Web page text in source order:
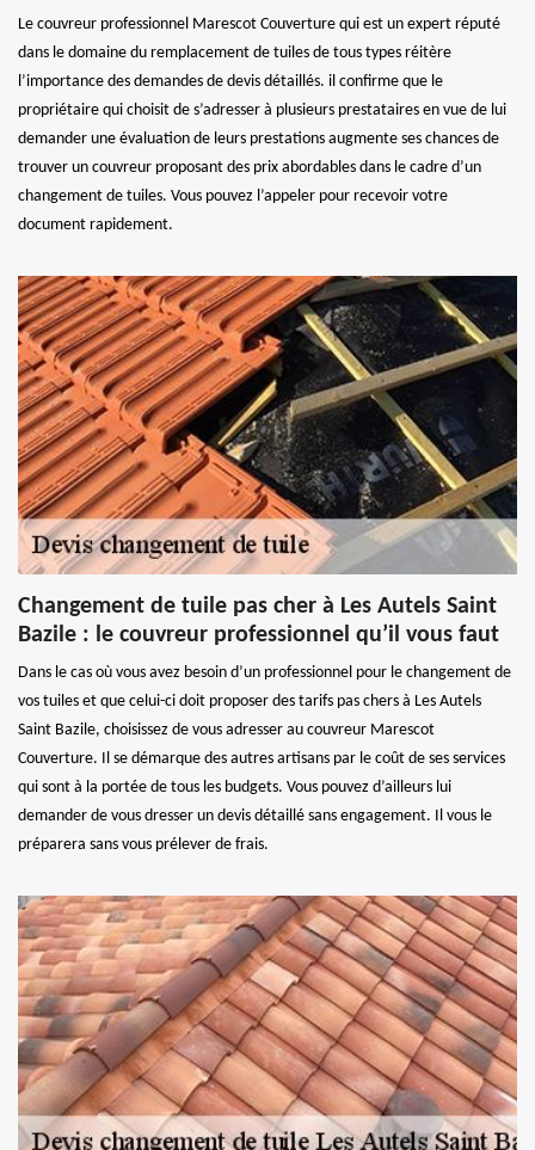
Le couvreur professionnel Marescot Couverture qui est un expert réputé
dans le domaine du remplacement de tuiles de tous types réitère
l’importance des demandes de devis détaillés. il confirme que le
propriétaire qui choisit de s’adresser à plusieurs prestataires en vue de lui
demander une évaluation de leurs prestations augmente ses chances de
trouver un couvreur proposant des prix abordables dans le cadre d’un
changement de tuiles. Vous pouvez l’appeler pour recevoir votre
document rapidement.
Changement de tuile pas cher à Les Autels Saint
Bazile : le couvreur professionnel qu’il vous faut
Dans le cas où vous avez besoin d’un professionnel pour le changement de
vos tuiles et que celui-ci doit proposer des tarifs pas chers à Les Autels
Saint Bazile, choisissez de vous adresser au couvreur Marescot
Couverture. Il se démarque des autres artisans par le coût de ses services
qui sont à la portée de tous les budgets. Vous pouvez d’ailleurs lui
demander de vous dresser un devis détaillé sans engagement. Il vous le
préparera sans vous prélever de frais.